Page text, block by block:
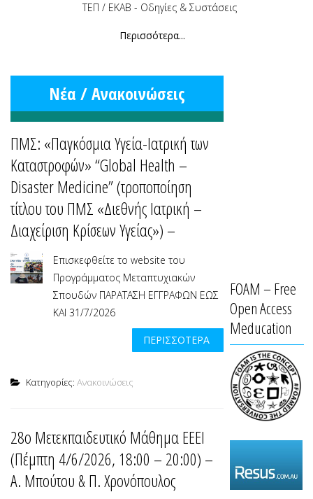
ΤΕΠ / ΕΚΑΒ - Οδηγίες & Συστάσεις
Περισσότερα...
Νέα / Ανακοινώσεις
ΠΜΣ: «Παγκόσμια Υγεία-Ιατρική των
Καταστροφών» “Global Health –
Disaster Medicine” (τροποποίηση
τίτλου του ΠΜΣ «Διεθνής Ιατρική –
Διαχείριση Κρίσεων Υγείας») –
Επισκεφθείτε το website του
Προγράμματος Μεταπτυχιακών
Σπουδών ΠΑΡΑΤΑΣΗ ΕΓΓΡΑΦΩΝ ΕΩΣ
ΚΑΙ 31/7/2026
ΠΕΡΙΣΣΌΤΕΡΑ
Κατηγορίες: Ανακοινώσεις
28ο Μετεκπαιδευτικό Μάθημα ΕΕΕΙ
(Πέμπτη 4/6/2026, 18:00 – 20:00) –
Α. Μπούτου & Π. Χρονόπουλος
FOAM – Free
Open Access
Meducation